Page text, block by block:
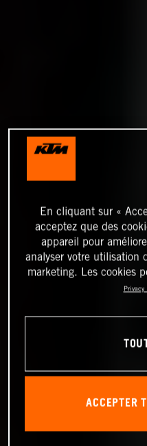
En cliquant sur «
acceptez que des
appareil pour
analyser votre utilisation
marketing. Les cookies
Privacy
ACCEPTER